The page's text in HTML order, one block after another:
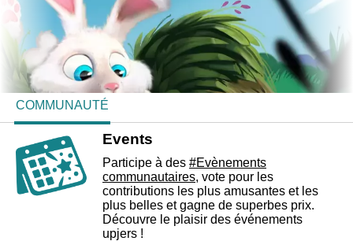
COMMUNAUTÉ
Events
Participe à des #Evènements
communautaires, vote pour les
contributions les plus amusantes et les
plus belles et gagne de superbes prix.
Découvre le plaisir des événements
upjers !